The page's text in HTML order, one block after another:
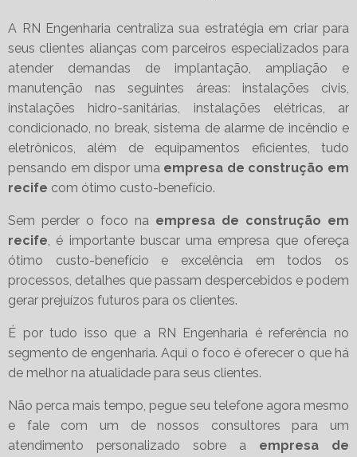
A RN Engenharia centraliza sua estratégia em criar para
seus clientes alianças com parceiros especializados para
atender demandas de implantação, ampliação e
manutenção nas seguintes áreas: instalações civis,
instalações hidro-sanitárias, instalações elétricas, ar
condicionado, no break, sistema de alarme de incêndio e
eletrônicos, além de equipamentos eficientes, tudo
pensando em dispor uma empresa de construção em
recife com ótimo custo-benefício.
Sem perder o foco na empresa de construção em
recife, é importante buscar uma empresa que ofereça
ótimo custo-benefício e excelência em todos os
processos, detalhes que passam despercebidos e podem
gerar prejuízos futuros para os clientes.
É por tudo isso que a RN Engenharia é referência no
segmento de engenharia. Aqui o foco é oferecer o que há
de melhor na atualidade para seus clientes.
Não perca mais tempo, pegue seu telefone agora mesmo
e fale com um de nossos consultores para um
atendimento personalizado sobre a empresa de